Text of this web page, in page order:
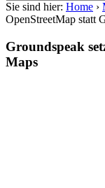
Sie sind hier: Home ›
OpenStreetMap statt
Groundspeak
Maps